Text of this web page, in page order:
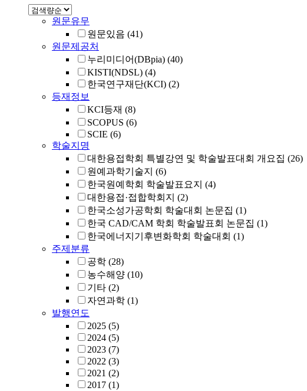
원문유무
원문있음 (41)
원문제공처
누리미디어(DBpia) (40)
KISTI(NDSL) (4)
한국연구재단(KCI) (2)
등재정보
KCI등재 (8)
SCOPUS (6)
SCIE (6)
학술지명
대한용접학회 특별강연 및 학술발표대회 개요집 (26)
원예과학기술지 (6)
한국원예학회 학술발표요지 (4)
대한용접·접합학회지 (2)
한국소성가공학회 학술대회 논문집 (1)
한국 CAD/CAM 학회 학술발표회 논문집 (1)
한국에너지기후변화학회 학술대회 (1)
주제분류
공학 (28)
농수해양 (10)
기타 (2)
자연과학 (1)
발행연도
2025 (5)
2024 (5)
2023 (7)
2022 (3)
2021 (2)
2017 (1)